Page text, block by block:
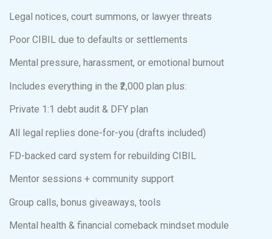
Legal notices, court summons, or lawyer threats
Poor CIBIL due to defaults or settlements
Mental pressure, harassment, or emotional burnout
Includes everything in the ₹2,000 plan plus:
Private 1:1 debt audit & DFY plan
All legal replies done-for-you (drafts included)
FD-backed card system for rebuilding CIBIL
Mentor sessions + community support
Group calls, bonus giveaways, tools
Mental health & financial comeback mindset module